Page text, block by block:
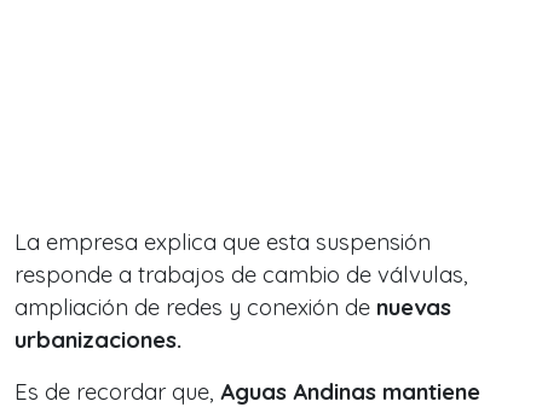
La empresa explica que esta suspensión
responde a trabajos de cambio de válvulas,
ampliación de redes y conexión de nuevas
urbanizaciones.
Es de recordar que, Aguas Andinas mantiene